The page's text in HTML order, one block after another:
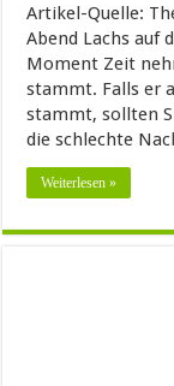
Artikel-Quelle:
Abend Lachs auf
Moment Zeit
stammt. Falls er
stammt, sollten
die schlechte
Weiterlesen »